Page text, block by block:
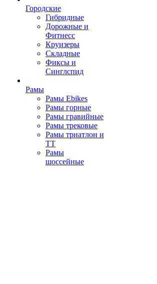
Городские
Гибридные
Дорожные и
Фитнесс
Круизеры
Складные
Фиксы и
Синглспид
Рамы
Рамы Ebikes
Рамы горные
Рамы гравийные
Рамы трековые
Рамы триатлон и
ТТ
Рамы
шоссейные